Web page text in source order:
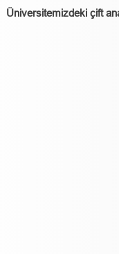
Üniversitemizdeki çift